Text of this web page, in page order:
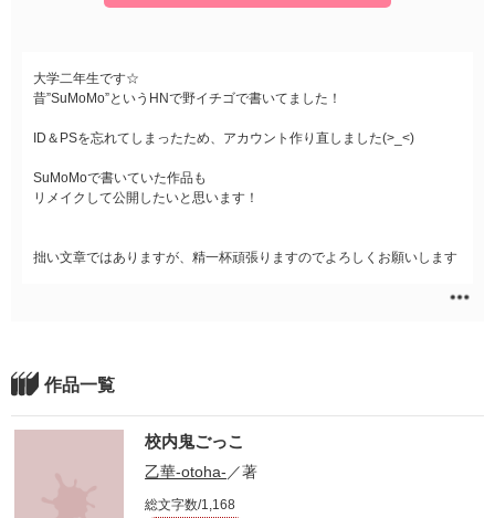
大学二年生です☆
昔”SuMoMo”というHNで野イチゴで書いてました！
ID＆PSを忘れてしまったため、アカウント作り直しました(>_<)
SuMoMoで書いていた作品も
リメイクして公開したいと思います！
拙い文章ではありますが、精一杯頑張りますのでよろしくお願いします
作品一覧
校内鬼ごっこ
乙華-otoha- ／著
総文字数/1,168